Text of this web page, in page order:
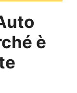
è